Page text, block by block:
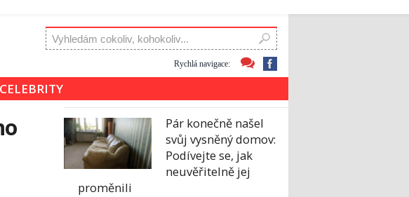
Rychlá navigace:
CELEBRITY
Pár konečně našel
svůj vysněný domov:
Podívejte se, jak
neuvěřitelně jej
proměnili